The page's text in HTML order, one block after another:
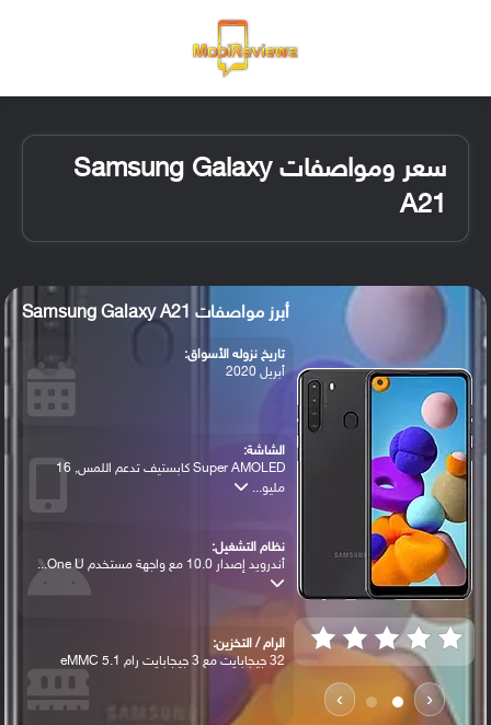
سعر ومواصفات Samsung Galaxy
A21
‹
›
أبرز مواصفات Samsung Galaxy A21
تاريخ نزوله الأسواق:
أبريل 2020
الشاشة:
Super AMOLED كابستيف تدعم اللمس, 16
مليو...
نظام التشغيل:
أندرويد إصدار 10.0 مع واجهة مستخدم One U...
الرام / التخزين:
32 جيجابايت مع 3 جيجابايت رام eMMC 5.1